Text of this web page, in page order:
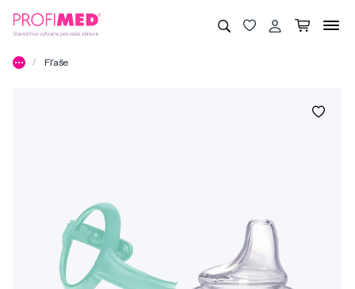
Fľaše